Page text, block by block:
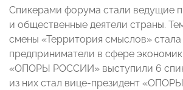
Спикерами форума стали ведущие
и общественные деятели страны.
смены «Территория смыслов»
предприниматели в сфере
«ОПОРЫ РОССИИ» выступили 6
из них стал вице-президент